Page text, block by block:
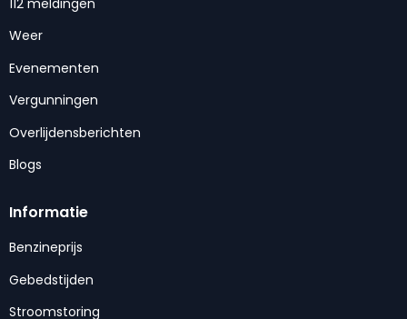
112 meldingen
Weer
Evenementen
Vergunningen
Overlijdensberichten
Blogs
Informatie
Benzineprijs
Gebedstijden
Stroomstoring